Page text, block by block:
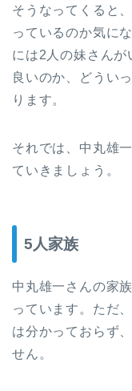
そうなってくると
っているのか気に
には2人の妹さんが
良いのか、どうい
ります。
それでは、中丸雄
ていきましょう。
5人家族
中丸雄一さんの家
っています。ただ
は分かっておらず
せん。